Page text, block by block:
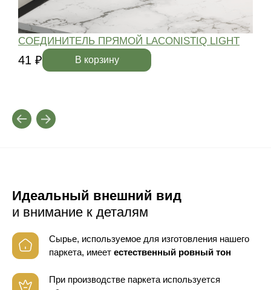
СОЕДИНИТЕЛЬ ПРЯМОЙ LACONISTIQ LIGHT
41 ₽ В корзину
Идеальный внешний вид
и внимание к деталям
Сырье, используемое для изготовления нашего
паркета, имеет естественный ровный тон
При производстве паркета используется